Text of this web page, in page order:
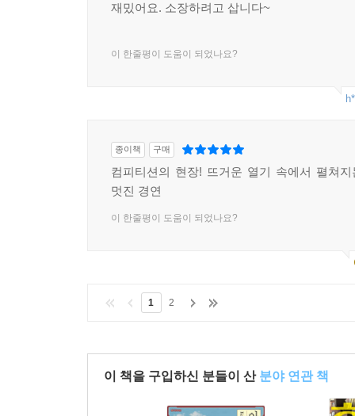
재밌어요. 소장하려고 삽니다~
이 한줄평이 도움이 되었나요?
종이책 구매
컴피티션의 현장! 뜨거운 열기 속에서 펼쳐
멋진 경연
이 한줄평이 도움이 되었나요?
1 2
이 책을 구입하신 분들이 산 분야 연관 책